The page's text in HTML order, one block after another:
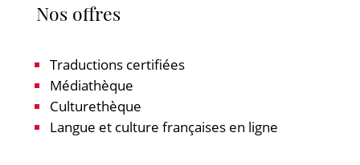
Nos offres
Traductions certifiées
Médiathèque
Culturethèque
Langue et culture françaises en ligne